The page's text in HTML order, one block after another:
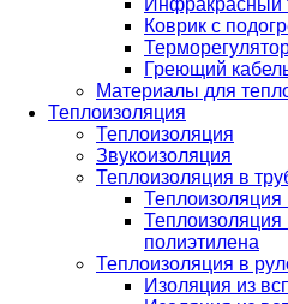
Инфракрасный
Коврик с
Греющий
Материалы для
Теплоизоляция
Теплоизоляция
Звукоизоляция
Теплоизоляция в
Теплоизоляция
Теплоизоляция
полиэтилена
Теплоизоляция в
Изоляция из